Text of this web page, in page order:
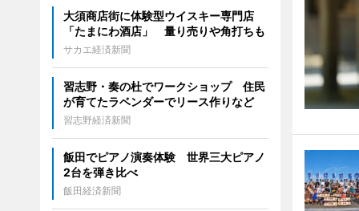
大須商店街に体験型ウイスキー専門店
「たまにわ酒店」 量り売りや角打ちも
サカエ経済新聞
習志野・奏の杜でワークショップ 住民
が育てたラベンダーでリース作りなど
習志野経済新聞
飯田でピアノ演奏体験 世界三大ピアノ
2台を弾き比べ
飯田経済新聞